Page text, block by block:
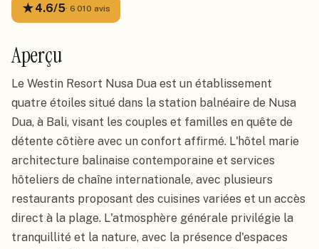
★4.6/5· 6 010 avis
Aperçu
Le Westin Resort Nusa Dua est un établissement
quatre étoiles situé dans la station balnéaire de Nusa
Dua, à Bali, visant les couples et familles en quête de
détente côtière avec un confort affirmé. L'hôtel marie
architecture balinaise contemporaine et services
hôteliers de chaîne internationale, avec plusieurs
restaurants proposant des cuisines variées et un accès
direct à la plage. L'atmosphère générale privilégie la
tranquillité et la nature, avec la présence d'espaces